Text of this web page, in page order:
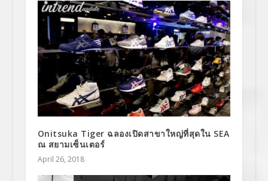
Onitsuka Tiger ฉลองเปิดสาขาใหญ่ที่สุดใน SEA
ณ สยามเซ็นเตอร์
April 26, 2018